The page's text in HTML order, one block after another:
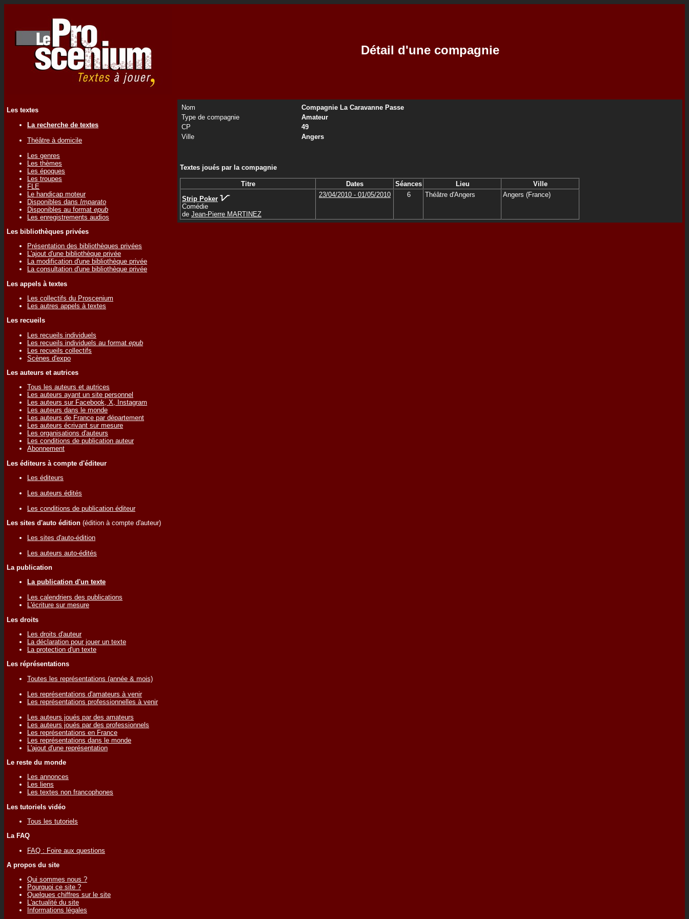
Détail d'une compagnie
Les textes
La recherche de textes
Théâtre à domicile
Les genres
Les thèmes
Les époques
Les troupes
FLE
Le handicap moteur
Disponibles dans Imparato
Disponibles au format epub
Les enregistrements audios
Les bibliothèques privées
Présentation des bibliothèques privées
L'ajout d'une bibliothèque privée
La modification d'une bibliothèque privée
La consultation d'une bibliothèque privée
Les appels à textes
Les collectifs du Proscenium
Les autres appels à textes
Les recueils
Les recueils individuels
Les recueils individuels au format epub
Les recueils collectifs
Scènes d'expo
Les auteurs et autrices
Tous les auteurs et autrices
Les auteurs ayant un site personnel
Les auteurs sur Facebook, X, Instagram
Les auteurs dans le monde
Les auteurs de France par département
Les auteurs écrivant sur mesure
Les organisations d'auteurs
Les conditions de publication auteur
Abonnement
Les éditeurs à compte d'éditeur
Les éditeurs
Les auteurs édités
Les conditions de publication éditeur
Les sites d'auto édition (édition à compte d'auteur)
Les sites d'auto-édition
Les auteurs auto-édités
La publication
La publication d'un texte
Les calendriers des publications
L'écriture sur mesure
Les droits
Les droits d'auteur
La déclaration pour jouer un texte
La protection d'un texte
Les réprésentations
Toutes les représentations (année & mois)
Les représentations d'amateurs à venir
Les représentations professionnelles à venir
Les auteurs joués par des amateurs
Les auteurs joués par des professionnels
Les représentations en France
Les représentations dans le monde
L'ajout d'une représentation
Le reste du monde
Les annonces
Les liens
Les textes non francophones
Les tutoriels vidéo
Tous les tutoriels
La FAQ
FAQ : Foire aux questions
A propos du site
Qui sommes nous ?
Pourquoi ce site ?
Quelques chiffres sur le site
L'actualité du site
Informations légales
Nom
Compagnie La Caravanne Passe
Type de compagnie
Amateur
CP
49
Ville
Angers
Textes joués par la compagnie
Titre Dates Séances Lieu
Ville
Strip Poker
Comédie
de Jean-Pierre MARTINEZ
23/04/2010 - 01/05/2010 6 Théâtre d'Angers Angers (France)